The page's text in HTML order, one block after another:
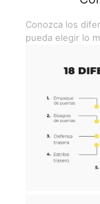
Conozca los
pueda elegir lo